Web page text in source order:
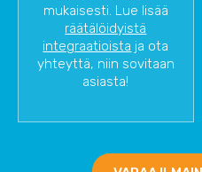
mukaisesti. Lue lisää
räätälöidyistä
integraatioista ja ota
yhteyttä, niin sovitaan
asiasta!